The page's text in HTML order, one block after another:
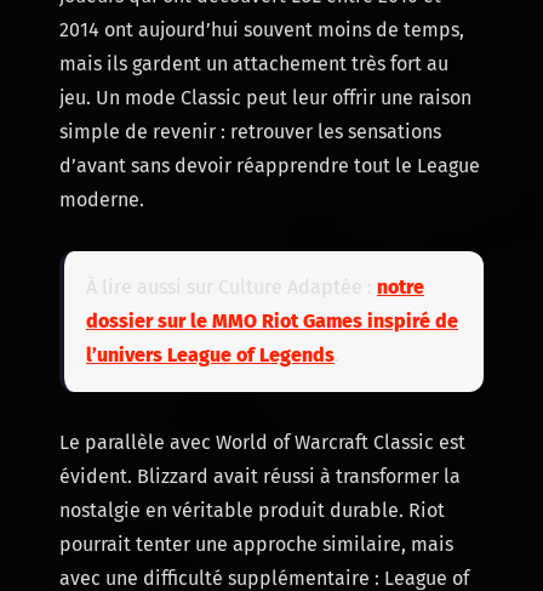
2014 ont aujourd’hui souvent moins de temps,
mais ils gardent un attachement très fort au
jeu. Un mode Classic peut leur offrir une raison
simple de revenir : retrouver les sensations
d’avant sans devoir réapprendre tout le League
moderne.
À lire aussi sur Culture Adaptée : notre
dossier sur le MMO Riot Games inspiré de
l’univers League of Legends.
Le parallèle avec World of Warcraft Classic est
évident. Blizzard avait réussi à transformer la
nostalgie en véritable produit durable. Riot
pourrait tenter une approche similaire, mais
avec une difficulté supplémentaire : League of